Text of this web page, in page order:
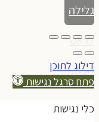
גלילה
לראש
העמוד
דילוג לתוכן
פתח סרגל נגישות
כלי נגישות